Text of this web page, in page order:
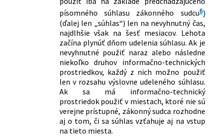
písomného súhlasu zákonného sudcu6)
(ďalej len „súhlas“) len na nevyhnutný čas,
najdlhšie však na šesť mesiacov. Lehota
začína plynúť dňom udelenia súhlasu. Ak je
nevyhnutné použiť naraz alebo následne
niekoľko druhov informačno-technických
prostriedkov, každý z nich možno použiť
len v rozsahu výslovne udeleného súhlasu.
Ak sa má informačno-technický
prostriedok použiť v miestach, ktoré nie sú
verejne prístupné, zákonný sudca rozhodne
aj o tom, či sa súhlas vzťahuje aj na vstup
na tieto miesta.